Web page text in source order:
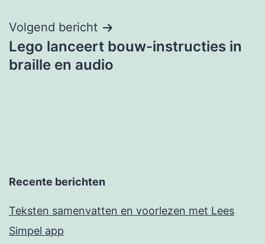
Volgend bericht
Lego lanceert bouw-instructies in
braille en audio
Recente berichten
Teksten samenvatten en voorlezen met Lees
Simpel app